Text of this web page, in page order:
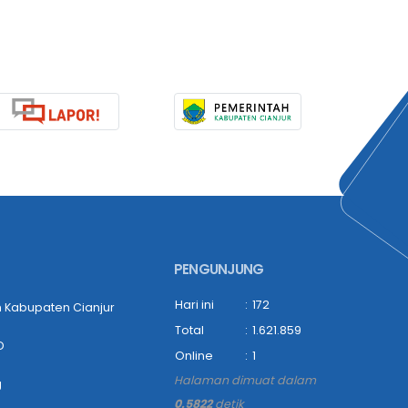
Kabupaten Cianjur
PENGUNJUNG
Hari ini : 172
Total
: 1.621.859
Online
: 1
Halaman dimuat dalam
0.5822detik